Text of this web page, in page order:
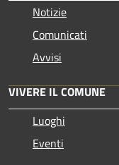
Notizie
Comunicati
Avvisi
VIVERE IL COMUNE
Luoghi
Eventi